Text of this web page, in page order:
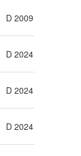
D 2009
D 2024
D 2024
D 2024